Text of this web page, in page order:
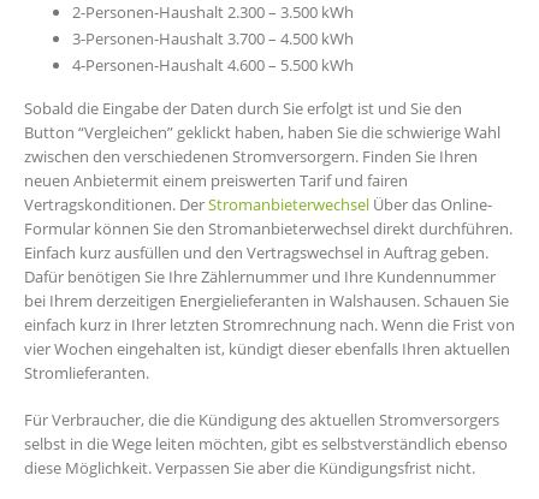
2-Personen-Haushalt 2.300 – 3.500 kWh
3-Personen-Haushalt 3.700 – 4.500 kWh
4-Personen-Haushalt 4.600 – 5.500 kWh
Sobald die Eingabe der Daten durch Sie erfolgt ist und Sie den
Button “Vergleichen” geklickt haben, haben Sie die schwierige Wahl
zwischen den verschiedenen Stromversorgern. Finden Sie Ihren
neuen Anbietermit einem preiswerten Tarif und fairen
Vertragskonditionen. DerStromanbieterwechsel Über das Online-
Formular können Sie den Stromanbieterwechsel direkt durchführen.
Einfach kurz ausfüllen und den Vertragswechsel in Auftrag geben.
Dafür benötigen Sie Ihre Zählernummer und Ihre Kundennummer
bei Ihrem derzeitigen Energielieferanten in Walshausen. Schauen Sie
einfach kurz in Ihrer letzten Stromrechnung nach. Wenn die Frist von
vier Wochen eingehalten ist, kündigt dieser ebenfalls Ihren aktuellen
Stromlieferanten.
Für Verbraucher, die die Kündigung des aktuellen Stromversorgers
selbst in die Wege leiten möchten, gibt es selbstverständlich ebenso
diese Möglichkeit. Verpassen Sie aber die Kündigungsfrist nicht.